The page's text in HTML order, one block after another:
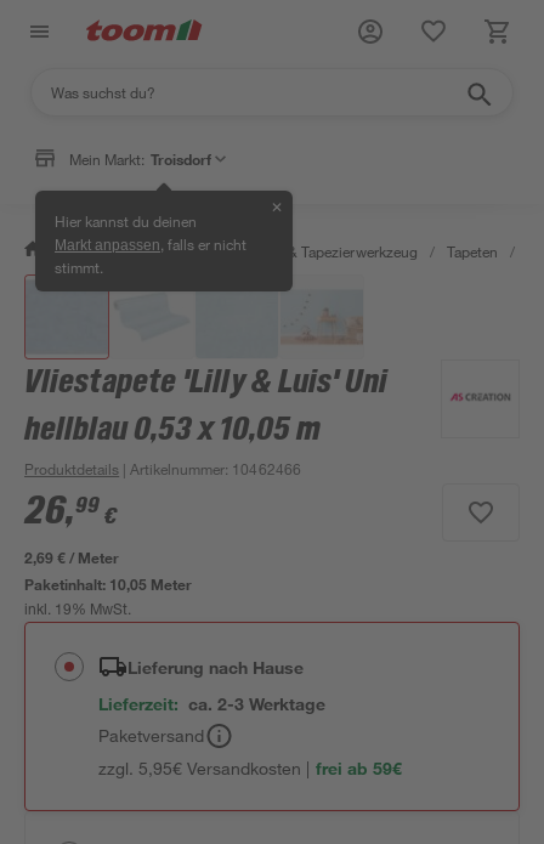
Mein Markt: Troisdorf
Hier kannst du deinen
Markt anpassen , falls er nicht
stimmt.
✕
/ Wohnen & Haushalt / Tapeten & Tapezierwerkzeug / Tapeten /
Vliestapete 'Lilly & Luis' Uni
hellblau 0,53 x 10,05 m
Produktdetails | Artikelnummer: 10462466
26,99 €
2,69 € / Meter
Paketinhalt: 10,05 Meter
inkl. 19% MwSt.
Lieferung nach Hause
Lieferzeit: ca. 2-3 Werktage
Paketversand
zzgl. 5,95€ Versandkosten | frei ab 59€